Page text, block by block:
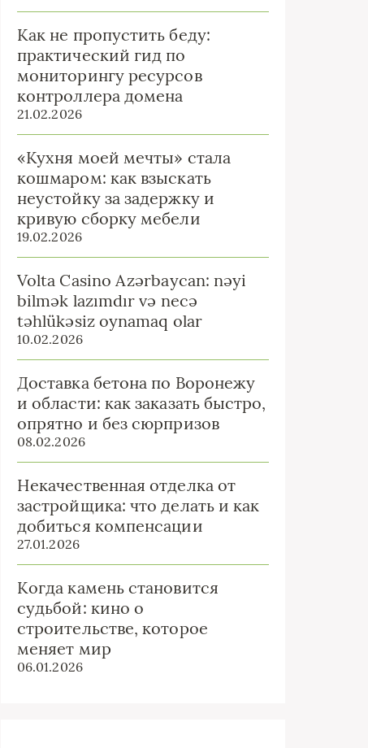
Как не пропустить беду:
практический гид по
мониторингу ресурсов
контроллера домена
21.02.2026
«Кухня моей мечты» стала
кошмаром: как взыскать
неустойку за задержку и
кривую сборку мебели
19.02.2026
Volta Casino Azərbaycan: nəyi
bilmək lazımdır və necə
təhlükəsiz oynamaq olar
10.02.2026
Доставка бетона по Воронежу
и области: как заказать быстро,
опрятно и без сюрпризов
08.02.2026
Некачественная отделка от
застройщика: что делать и как
добиться компенсации
27.01.2026
Когда камень становится
судьбой: кино о
строительстве, которое
меняет мир
06.01.2026